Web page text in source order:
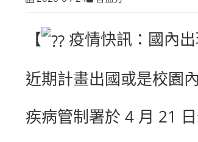
【
疫情快訊：國內
近期計畫出國或是校園
疾病管制署於 4 月 21